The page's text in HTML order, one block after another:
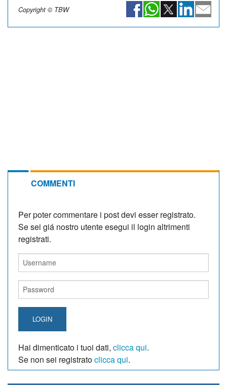
Copyright © TBW
COMMENTI
Per poter commentare i post devi esser registrato.
Se sei giá nostro utente esegui il login altrimenti
registrati.
LOGIN
Hai dimenticato i tuoi dati, clicca qui.
Se non sei registratoclicca qui.